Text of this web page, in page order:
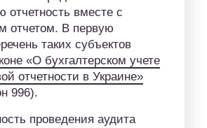
отчетность вместе с
отчетом. В первую
таких субъектов
«О бухгалтерском учете
отчетности в Украине»
996).
проведения аудита